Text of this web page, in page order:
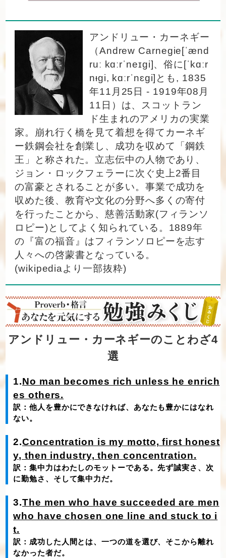
アンドリュー・カーネギー
（Andrew Carnegie[ˈænd
ruː kɑːrˈneɪɡi]、俗に[ˈkɑːr
nᵻɡi, kɑːrˈnɛɡi]とも, 1835
年11月25日 - 1919年08月
11日）は、スコットラン
ド生まれのアメリカの実業
家。崩れ行く橋を見て着想を得てカーネギ
ー鉄鋼会社を創業し、成功を収めて「鋼鉄
王」と称された。立志伝中の人物であり、
ジョン・ロックフェラーに次ぐ史上2番目
の富豪とされることが多い。事業で成功を
収めた後、教育や文化の分野へ多くの寄付
を行ったことから、慈善活動家(フィランソ
ロピー)としてよく知られている。1889年
の『富の福音』はフィランソロピーを志す
人々への啓蒙書となっている。
(wikipediaより一部抜粋)
アンドリュー・カーネギーのことわざ4
選
1.No man becomes rich unless he enrich
es others.
訳：他人を豊かにできなければ、あなたも豊かにはなれ
ない。
2.Concentration is my motto, first honest
y, then industry, then concentration.
訳：集中力はわたしのモットーである。先ず誠実さ、次
に勤勉さ、そして集中力だ。
3.The men who have succeeded are men
who have chosen one line and stuck to i
t.
訳：成功した人間とは、一つの道を選び、そこから離れ
なかった者だ。